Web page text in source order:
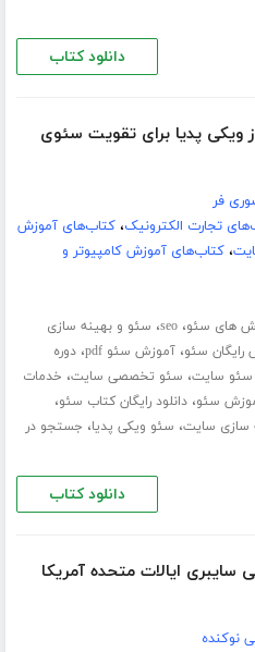
دانلود کتاب
ویکی پدیا برای تقویت سئوی
فر
تجارت الکترونیک،کتاب‌های آموزش
،کتاب‌های آموزش کامپیوتر و
های سئو،seo، سئو و بهینه سازی
رایگان سئو،آموزش سئو pdf ،دوره
سئو سایت، سئو تخصصی سایت، خدمات
سئو،دانلود رایگان کتاب سئو،
سازی سایت، سئو ویکی پدیا، جستجو در
دانلود کتاب
سایبری ایالات متحده آمریکا
نوکنده